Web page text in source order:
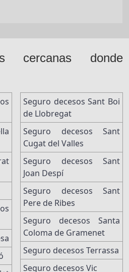
cercanas donde
Seguro decesos Sant Boi
de Llobregat
Seguro decesos Sant
Cugat del Valles
Seguro decesos Sant
Joan Despí
Seguro decesos Sant
Pere de Ribes
Seguro decesos Santa
Coloma de Gramenet
Seguro decesos Terrassa
Seguro decesos Vic